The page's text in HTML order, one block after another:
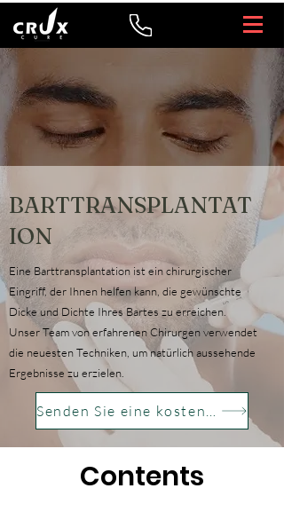
BARTTRANSPLANTAT
ION
Eine Barttransplantation ist ein chirurgischer
Eingriff, der Ihnen helfen kann, die gewünschte
Dicke und Dichte Ihres Bartes zu erreichen.
Unser Team von erfahrenen Chirurgen verwendet
die neuesten Techniken, um natürlich aussehende
Ergebnisse zu erzielen.
Senden Sie eine kostenlose Anfrage
Contents